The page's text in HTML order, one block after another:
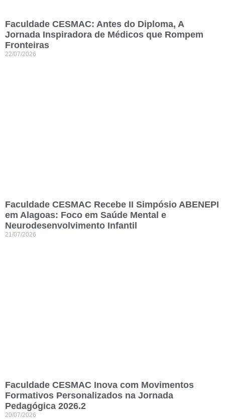
Faculdade CESMAC: Antes do Diploma, A
Jornada Inspiradora de Médicos que Rompem
Fronteiras
22/07/2026
Faculdade CESMAC Recebe II Simpósio ABENEPI
em Alagoas: Foco em Saúde Mental e
Neurodesenvolvimento Infantil
21/07/2026
Faculdade CESMAC Inova com Movimentos
Formativos Personalizados na Jornada
Pedagógica 2026.2
20/07/2026